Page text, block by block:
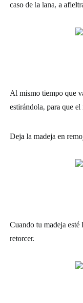
caso de la lana, a
Al mismo tiempo que
estirándola, para que
Deja la madeja en
Cuando tu madeja esté
retorcer.